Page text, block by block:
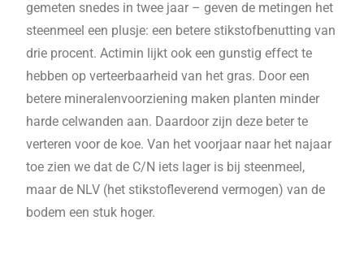
gemeten snedes in twee jaar – geven de metingen het
steenmeel een plusje: een betere stikstofbenutting van
drie procent. Actimin lijkt ook een gunstig effect te
hebben op verteerbaarheid van het gras. Door een
betere mineralenvoorziening maken planten minder
harde celwanden aan. Daardoor zijn deze beter te
verteren voor de koe. Van het voorjaar naar het najaar
toe zien we dat de C/N iets lager is bij steenmeel,
maar de NLV (het stikstofleverend vermogen) van de
bodem een stuk hoger.